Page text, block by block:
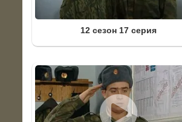
12 сезон 17 серия